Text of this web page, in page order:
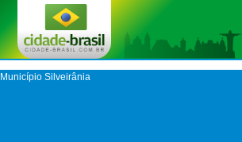
Município Silveirânia